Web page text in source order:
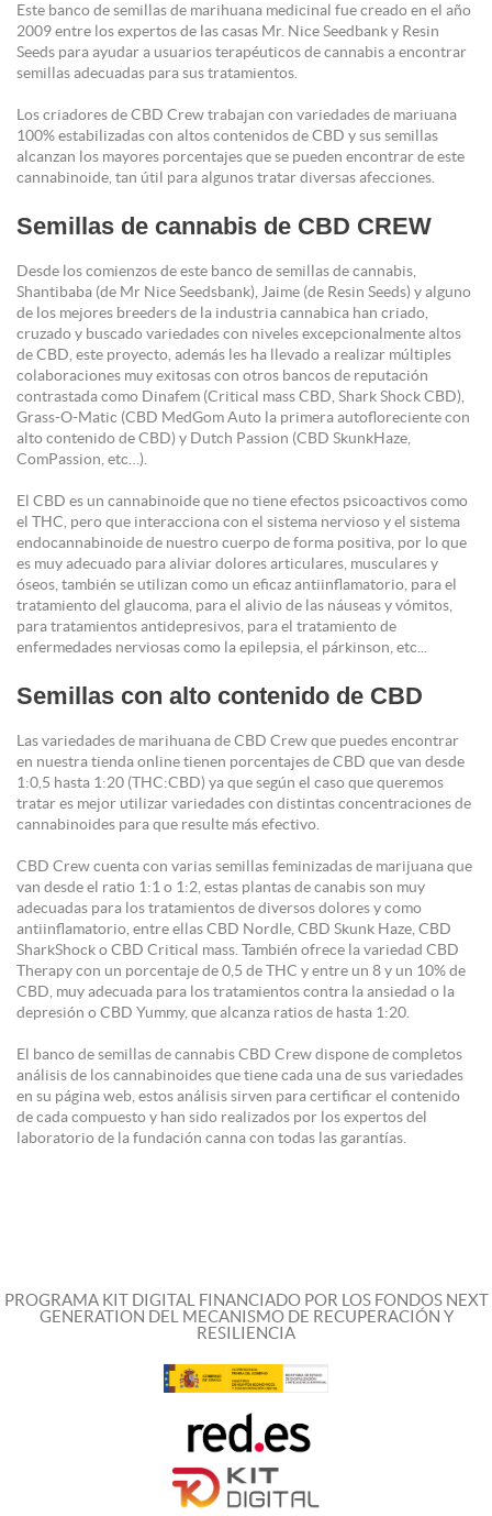
Este banco de semillas de marihuana medicinal fue creado en el año
2009 entre los expertos de las casas Mr. Nice Seedbank y Resin
Seeds para ayudar a usuarios terapéuticos de cannabis a encontrar
semillas adecuadas para sus tratamientos.
Los criadores de CBD Crew trabajan con variedades de mariuana
100% estabilizadas con altos contenidos de CBD y sus semillas
alcanzan los mayores porcentajes que se pueden encontrar de este
cannabinoide, tan útil para algunos tratar diversas afecciones.
Semillas de cannabis de CBD CREW
Desde los comienzos de este banco de semillas de cannabis,
Shantibaba (de Mr Nice Seedsbank), Jaime (de Resin Seeds) y alguno
de los mejores breeders de la industria cannabica han criado,
cruzado y buscado variedades con niveles excepcionalmente altos
de CBD, este proyecto, además les ha llevado a realizar múltiples
colaboraciones muy exitosas con otros bancos de reputación
contrastada como Dinafem (Critical mass CBD, Shark Shock CBD),
Grass-O-Matic (CBD MedGom Auto la primera autofloreciente con
alto contenido de CBD) y Dutch Passion (CBD SkunkHaze,
ComPassion, etc…).
El CBD es un cannabinoide que no tiene efectos psicoactivos como
el THC, pero que interacciona con el sistema nervioso y el sistema
endocannabinoide de nuestro cuerpo de forma positiva, por lo que
es muy adecuado para aliviar dolores articulares, musculares y
óseos, también se utilizan como un eficaz antiinflamatorio, para el
tratamiento del glaucoma, para el alivio de las náuseas y vómitos,
para tratamientos antidepresivos, para el tratamiento de
enfermedades nerviosas como la epilepsia, el párkinson, etc...
Semillas con alto contenido de CBD
Las variedades de marihuana de CBD Crew que puedes encontrar
en nuestra tienda online tienen porcentajes de CBD que van desde
1:0,5 hasta 1:20 (THC:CBD) ya que según el caso que queremos
tratar es mejor utilizar variedades con distintas concentraciones de
cannabinoides para que resulte más efectivo.
CBD Crew cuenta con varias semillas feminizadas de marijuana que
van desde el ratio 1:1 o 1:2, estas plantas de canabis son muy
adecuadas para los tratamientos de diversos dolores y como
antiinflamatorio, entre ellas CBD Nordle, CBD Skunk Haze, CBD
SharkShock o CBD Critical mass. También ofrece la variedad CBD
Therapy con un porcentaje de 0,5 de THC y entre un 8 y un 10% de
CBD, muy adecuada para los tratamientos contra la ansiedad o la
depresión o CBD Yummy, que alcanza ratios de hasta 1:20.
El banco de semillas de cannabis CBD Crew dispone de completos
análisis de los cannabinoides que tiene cada una de sus variedades
en su página web, estos análisis sirven para certificar el contenido
de cada compuesto y han sido realizados por los expertos del
laboratorio de la fundación canna con todas las garantías.
PROGRAMA KIT DIGITAL FINANCIADO POR LOS FONDOS NEXT
GENERATION DEL MECANISMO DE RECUPERACIÓN Y
RESILIENCIA